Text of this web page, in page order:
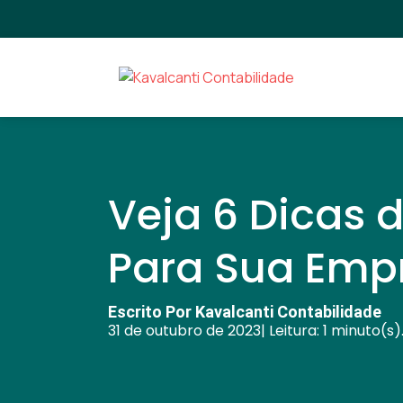
Veja 6 Dicas
Para Sua
Escrito Por Kavalcanti Contabilidade
31 de outubro de 2023| Leitura: 1 minuto(s).